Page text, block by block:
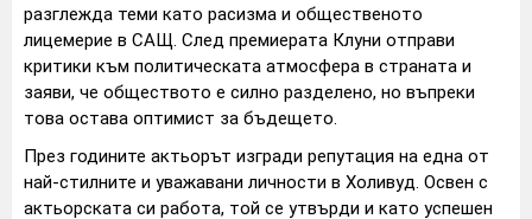
разглежда теми като расизма и общественото
лицемерие в САЩ. След премиерата Клуни отправи
критики към политическата атмосфера в страната и
заяви, че обществото е силно разделено, но въпреки
това остава оптимист за бъдещето.
През годините актьорът изгради репутация на една от
най-стилните и уважавани личности в Холивуд. Освен с
актьорската си работа, той се утвърди и като успешен